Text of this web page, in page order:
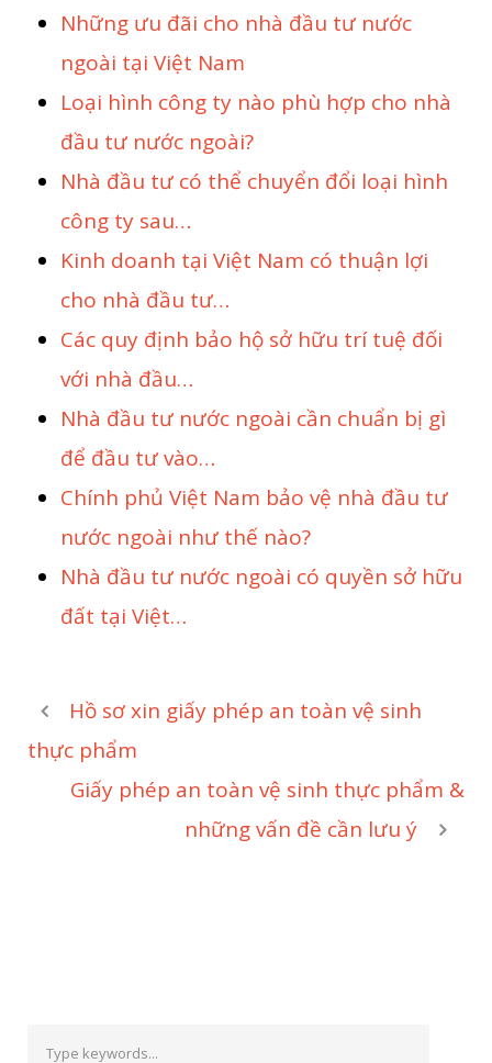
Những ưu đãi cho nhà đầu tư nước
ngoài tại Việt Nam
Loại hình công ty nào phù hợp cho nhà
đầu tư nước ngoài?
Nhà đầu tư có thể chuyển đổi loại hình
công ty sau…
Kinh doanh tại Việt Nam có thuận lợi
cho nhà đầu tư…
Các quy định bảo hộ sở hữu trí tuệ đối
với nhà đầu…
Nhà đầu tư nước ngoài cần chuẩn bị gì
để đầu tư vào…
Chính phủ Việt Nam bảo vệ nhà đầu tư
nước ngoài như thế nào?
Nhà đầu tư nước ngoài có quyền sở hữu
đất tại Việt…
Hồ sơ xin giấy phép an toàn vệ sinh
thực phẩm
Giấy phép an toàn vệ sinh thực phẩm &
những vấn đề cần lưu ý